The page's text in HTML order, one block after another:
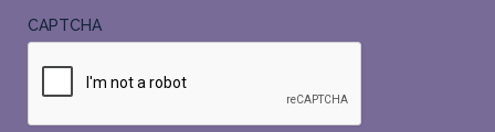
CAPTCHA